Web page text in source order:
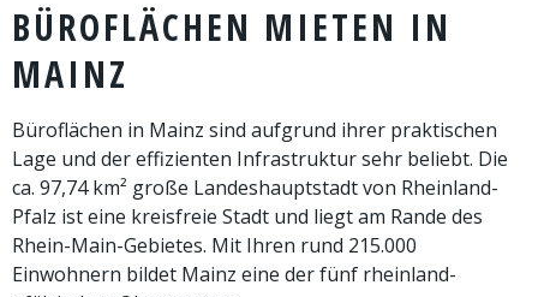
BÜROFLÄCHEN MIETEN IN
MAINZ
Büroflächen in Mainz sind aufgrund ihrer praktischen
Lage und der effizienten Infrastruktur sehr beliebt. Die
ca. 97,74 km² große Landeshauptstadt von Rheinland-
Pfalz ist eine kreisfreie Stadt und liegt am Rande des
Rhein-Main-Gebietes. Mit Ihren rund 215.000
Einwohnern bildet Mainz eine der fünf rheinland-